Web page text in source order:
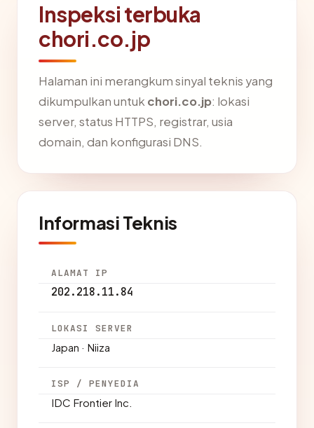
Inspeksi terbuka
chori.co.jp
Halaman ini merangkum sinyal teknis yang
dikumpulkan untuk chori.co.jp: lokasi
server, status HTTPS, registrar, usia
domain, dan konfigurasi DNS.
Informasi Teknis
ALAMAT IP
202.218.11.84
LOKASI SERVER
Japan · Niiza
ISP / PENYEDIA
IDC Frontier Inc.